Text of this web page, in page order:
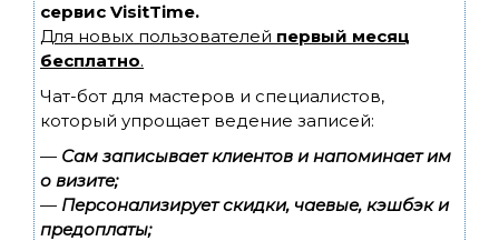
сервис VisitTime.
Для новых пользователей первый месяц
бесплатно.
Чат-бот для мастеров и специалистов,
который упрощает ведение записей:
— Сам записывает клиентов и напоминает им
о визите;
— Персонализирует скидки, чаевые, кэшбэк и
предоплаты;